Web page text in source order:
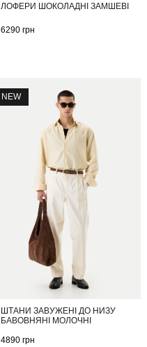
ЛОФЕРИ ШОКОЛАДНІ ЗАМШЕВІ
6290 грн
ШТАНИ ЗАВУЖЕНІ ДО НИЗУ
БАВОВНЯНІ МОЛОЧНІ
4890 грн
NEW